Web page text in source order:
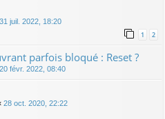
31 juil. 2022, 18:20
1 2
parfois bloqué : Reset ?
20 févr. 2022, 08:40
28 oct. 2020, 22:22